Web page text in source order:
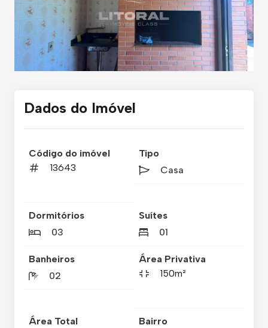
Dados do Imóvel
Código do imóvel
13643
Tipo
Casa
Dormitórios
03
Suítes
01
Banheiros
02
Área Privativa
150m²
Área Total
Bairro